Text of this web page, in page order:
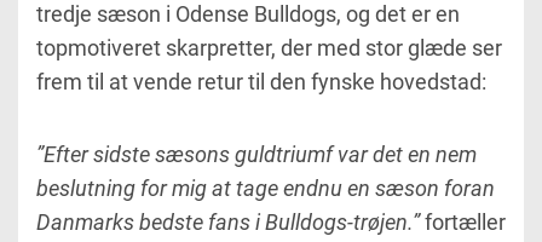
tredje sæson i Odense Bulldogs, og det er en
topmotiveret skarpretter, der med stor glæde ser
frem til at vende retur til den fynske hovedstad:
”Efter sidste sæsons guldtriumf var det en nem
beslutning for mig at tage endnu en sæson foran
Danmarks bedste fans i Bulldogs-trøjen.”fortæller